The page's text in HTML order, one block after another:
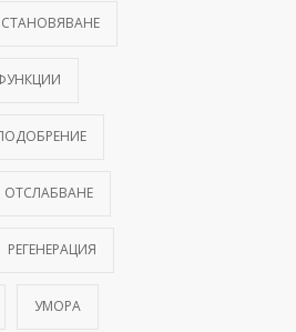
ОТСЛАБВАНЕ
РЕГЕНЕРАЦИЯ
УМОРА